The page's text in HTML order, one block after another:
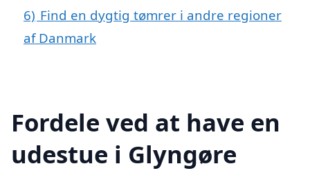
6) Find en dygtig tømrer i andre regioner
af Danmark
Fordele ved at have en
udestue i Glyngøre